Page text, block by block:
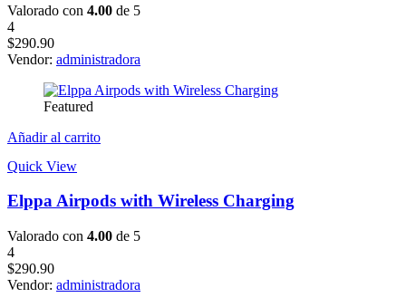
Valorado con 4.00 de 5
4
$290.90
Vendor: administradora
Featured
Añadir al carrito
Quick View
Elppa Airpods with Wireless Charging
Valorado con 4.00 de 5
4
$290.90
Vendor: administradora